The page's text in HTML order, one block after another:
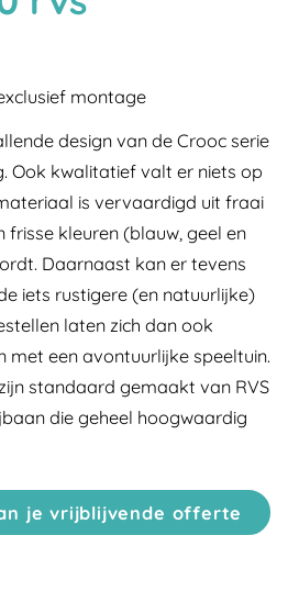
montage
design van de Crooc serie
Ook kwalitatief valt er niets op
is vervaardigd uit fraai
frisse kleuren (blauw, geel en
Daarnaast kan er tevens
iets rustigere (en natuurlijke)
laten zich dan ook
met een avontuurlijke speeltuin.
standaard gemaakt van RVS
die geheel hoogwaardig
je vrijblijvende offerte